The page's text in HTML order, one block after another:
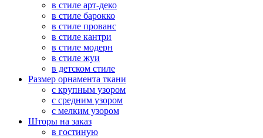
в стиле арт-деко
в стиле барокко
в стиле прованс
в стиле кантри
в стиле модерн
в стиле жуи
в детском стиле
Размер орнамента ткани
с крупным узором
с средним узором
с мелким узором
Шторы на заказ
в гостиную